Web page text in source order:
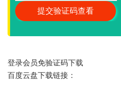
登录会员免验证码下载
百度云盘下载链接：